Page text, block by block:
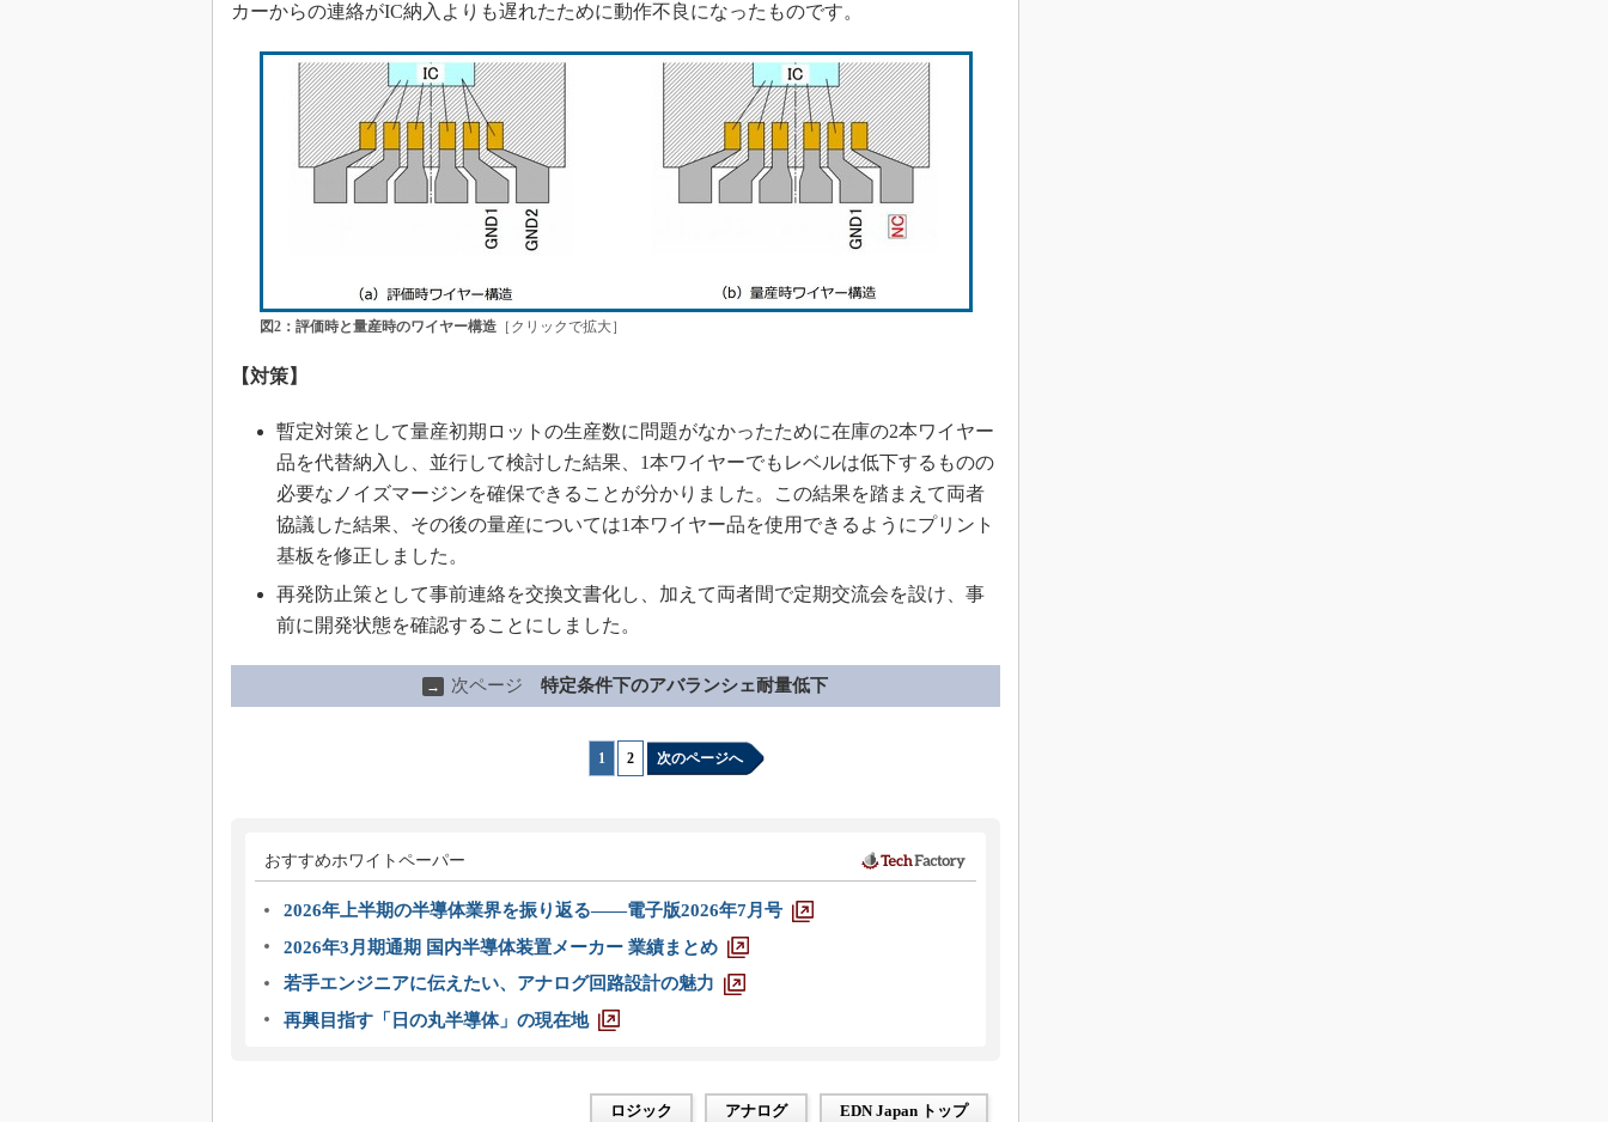
カーからの連絡がIC納入よりも遅れたために動作不良になったものです。
図2：評価時と量産時のワイヤー構造［クリックで拡大］
【対策】
暫定対策として量産初期ロットの生産数に問題がなかったために在庫の2本ワイヤー
品を代替納入し、並行して検討した結果、1本ワイヤーでもレベルは低下するものの
必要なノイズマージンを確保できることが分かりました。この結果を踏まえて両者
協議した結果、その後の量産については1本ワイヤー品を使用できるようにプリント
基板を修正しました。
再発防止策として事前連絡を交換文書化し、加えて両者間で定期交流会を設け、事
前に開発状態を確認することにしました。
→ 次ページ 特定条件下のアバランシェ耐量低下
1 2 次のページへ
おすすめホワイトペーパー
2026年上半期の半導体業界を振り返る――電子版2026年7月号
2026年3月期通期 国内半導体装置メーカー 業績まとめ
若手エンジニアに伝えたい、アナログ回路設計の魅力
再興目指す「日の丸半導体」の現在地
ロジック アナログ EDN Japan トップ